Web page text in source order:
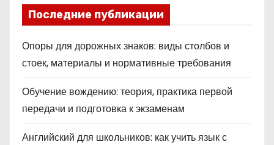
Последние публикации
Опоры для дорожных знаков: виды столбов и
стоек, материалы и нормативные требования
Обучение вождению: теория, практика первой
передачи и подготовка к экзаменам
Английский для школьников: как учить язык с